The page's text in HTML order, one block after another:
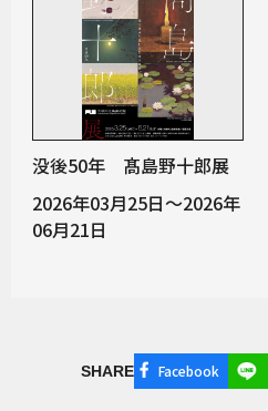
没後50年 髙島野十郎展
2026年03月25日～2026年
06月21日
SHARE Facebook